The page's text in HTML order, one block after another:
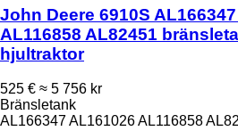
John Deere 6910S
AL116858 AL82451
hjultraktor
525 € ≈ 5 756 kr
Bränsletank
AL166347 AL161026 AL116858